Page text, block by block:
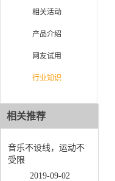
相关活动
产品介绍
网友试用
行业知识
相关推荐
音乐不设线，运动不
受限
2019-09-02